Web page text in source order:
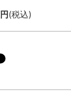
円(税込)